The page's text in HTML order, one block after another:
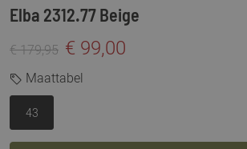
Elba 2312.77 Beige
€ 179,95 € 99,00
Maattabel
43